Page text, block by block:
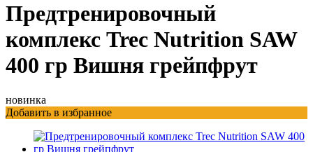
Предтренировочный
комплекс Trec Nutrition SAW
400 гр Вишня грейпфрут
новинка
Добавить в избранное